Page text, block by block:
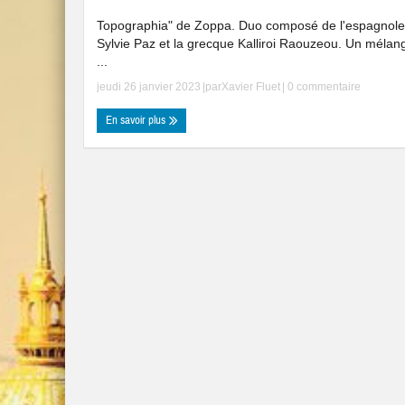
Topographia" de Zoppa. Duo composé de l'espagnole
Sylvie Paz et la grecque Kalliroi Raouzeou. Un
jeudi 26 janvier 2023 |parXavier Fluet 0 commentaire
En savoir plus